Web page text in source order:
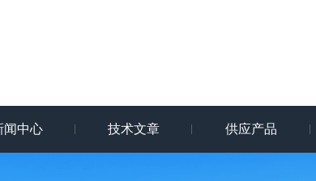
闻中心 技术文章 供应产品